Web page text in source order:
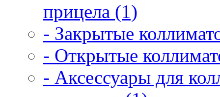
прицела (1)
- Закрытые
- Открытые
- Аксессуары для